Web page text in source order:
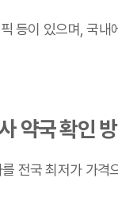
등이 있으며,국내
약국 확인
전국 최저가 가격